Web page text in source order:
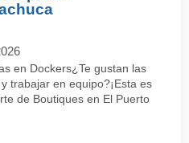
en Dockers¿Te gustan las
trabajar en equipo?¡Esta es
de Boutiques en El Puerto